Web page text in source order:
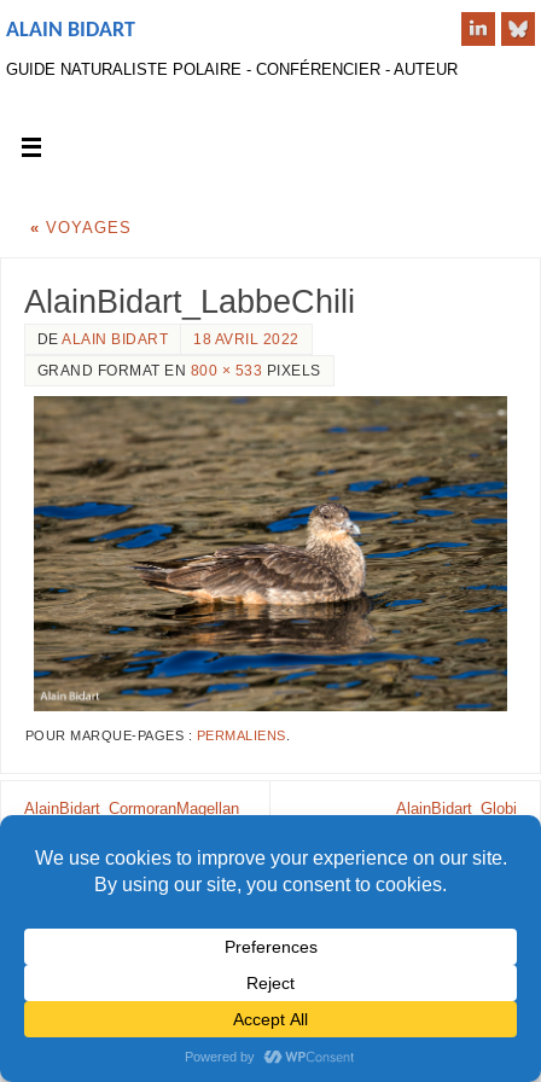
ALAIN BIDART
GUIDE NATURALISTE POLAIRE - CONFÉRENCIER - AUTEUR
« VOYAGES
AlainBidart_LabbeChili
DEALAIN BIDART
18 AVRIL 2022
GRAND FORMAT EN 800 × 533 PIXELS
POUR MARQUE-PAGES : PERMALIENS
AlainBidart_CormoranMagellan AlainBidart_Globi